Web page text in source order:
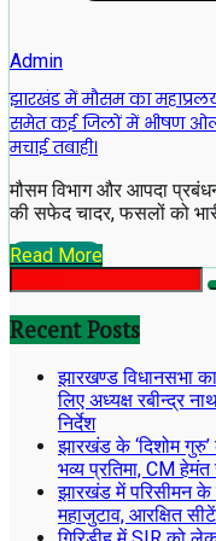
Admin
झारखंड में मौसम का
समेत कई जिलों में भीषण
मचाई तबाही।
मौसम विभाग और आपदा
की सफेद चादर, फसलों को
Read More
Recent Posts
झारखण्ड विधानसभा
लिए अध्यक्ष रबीन्द्र
निर्देश
झारखंड के ‘दिशोम
भव्य प्रतिमा, CM
झारखंड में परिसीमन
महाजुटाव, आरक्षित